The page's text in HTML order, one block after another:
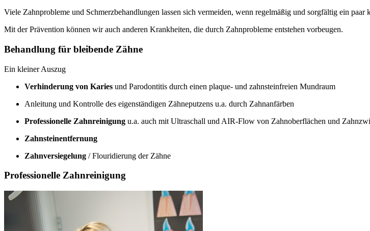
Viele Zahnprobleme und Schmerzbehandlungen lassen sich vermeiden, wenn regelmäßig und sorgfältig ein
Mit der Prävention können wir auch anderen Krankheiten, die durch Zahnprobleme entstehen vorbeugen.
Behandlung für bleibende Zähne
Ein kleiner Auszug
Verhinderung von Karies und Parodontitis durch einen plaque- und zahnsteinfreien Mundraum
Anleitung und Kontrolle des eigenständigen Zähneputzens u.a. durch Zahnanfärben
Professionelle Zahnreinigung u.a. auch mit Ultraschall und AIR-Flow von Zahnoberflächen und
Zahnsteinentfernung
Zahnversiegelung / Flouridierung der Zähne
Professionelle Zahnreinigung